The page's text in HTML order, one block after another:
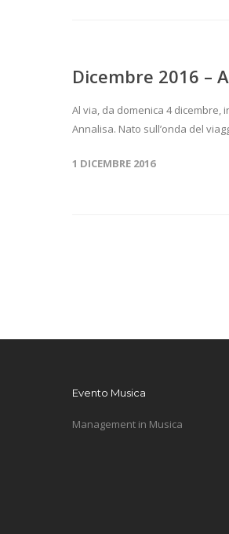
Dicembre 2016 –
Al via, da domenica 4 dicembre,
Annalisa. Nato sull’onda del
1 DICEMBRE 2016
Evento Musica
Management in Musica